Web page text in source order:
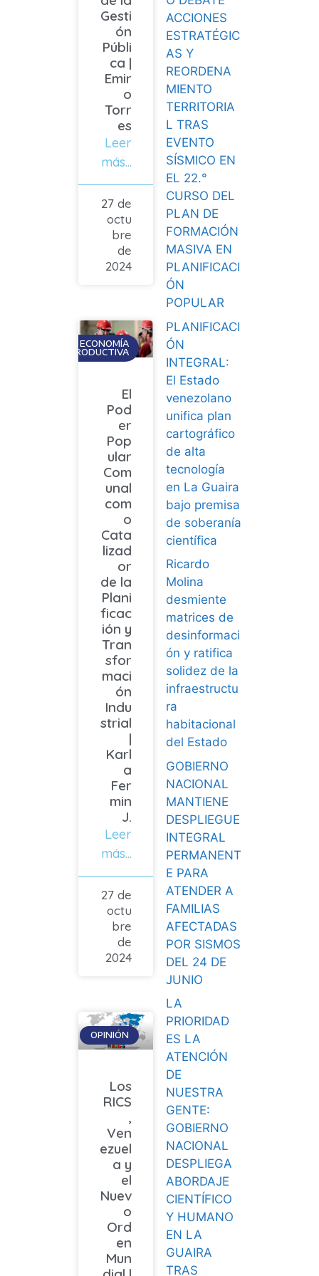
ACCIONES
ESTRATÉGIC
AS Y
REORDENA
MIENTO
TERRITORIA
L TRAS
EVENTO
SÍSMICO EN
EL 22.°
CURSO DEL
PLAN DE
FORMACIÓN
MASIVA EN
PLANIFICACI
ÓN
POPULAR
PLANIFICACI
ÓN
INTEGRAL:
El Estado
venezolano
unifica plan
cartográfico
de alta
tecnología
en La Guaira
bajo premisa
de soberanía
científica
Ricardo
Molina
desmiente
matrices de
desinformaci
ón y ratifica
solidez de la
infraestructu
ra
habitacional
del Estado
GOBIERNO
NACIONAL
MANTIENE
DESPLIEGUE
INTEGRAL
PERMANENT
E PARA
ATENDER A
FAMILIAS
AFECTADAS
POR SISMOS
DEL 24 DE
JUNIO
LA
PRIORIDAD
ES LA
ATENCIÓN
DE
NUESTRA
GENTE:
GOBIERNO
NACIONAL
DESPLIEGA
ABORDAJE
CIENTÍFICO
Y HUMANO
EN LA
GUAIRA
TRAS
Gesti
ón
Públi
ca |
Emir
o
Torr
es
Leer
más...
27 de
octu
bre
de
2024
ECONOMÍA
PRODUCTIVA
El
Pod
er
Pop
ular
Com
unal
com
o
Cata
lizad
or
de la
Plani
ficac
ión y
Tran
sfor
maci
ón
Indu
strial
|
Karl
a
Fer
min
J.
Leer
más...
27 de
octu
bre
de
2024
OPINIÓN
Los
RICS
,
Ven
ezuel
a y
el
Nuev
o
Ord
en
Mun